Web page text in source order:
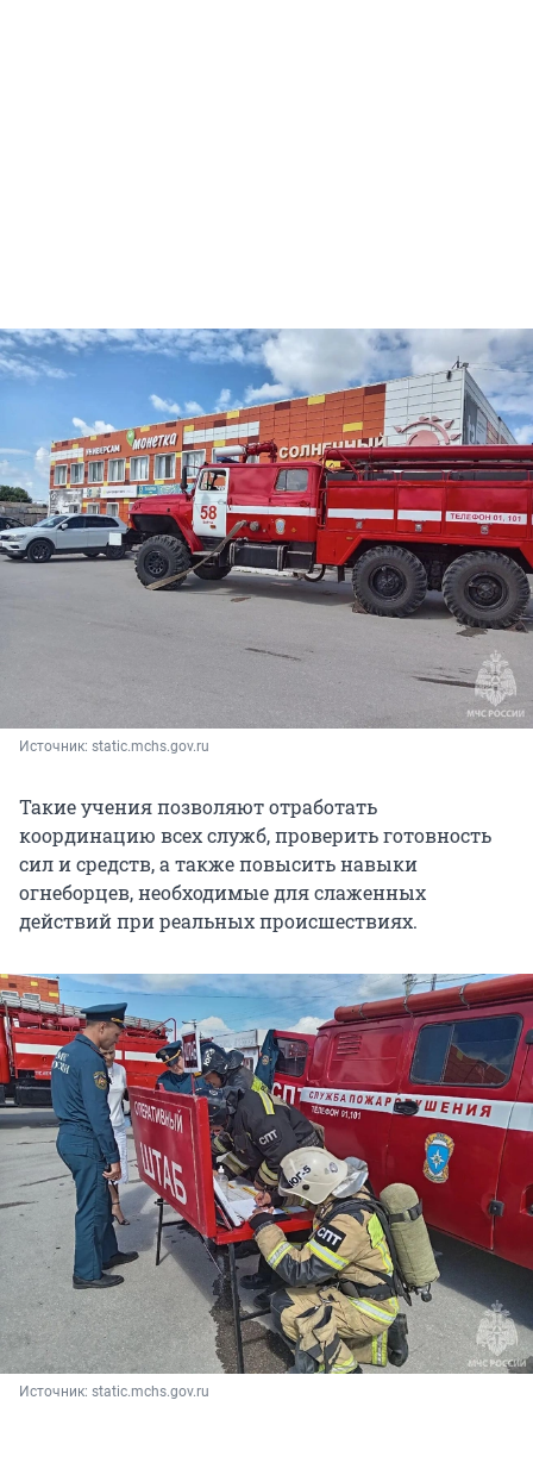
Источник: static.mchs.gov.ru
Такие учения позволяют отработать
координацию всех служб, проверить готовность
сил и средств, а также повысить навыки
огнеборцев, необходимые для слаженных
действий при реальных происшествиях.
Источник: static.mchs.gov.ru